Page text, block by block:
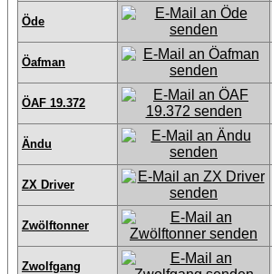
Öde
Öafman
ÖAF 19.372
Ändu
ZX Driver
Zwölftonner
Zwolfgang